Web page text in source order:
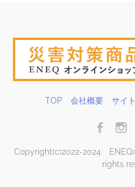
TOP 会社概要 サイ
Copyright(c)2022-2024 ENEQ
rights